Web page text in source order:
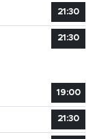
21:30
21:30
19:00
21:30